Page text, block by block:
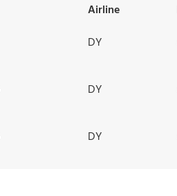
Airline
DY
DY
DY